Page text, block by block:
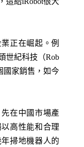
正在崛起。例
世紀科技（Rob
國家銷售，如今
在中國市場產
高性能和合理
掃地機器人的